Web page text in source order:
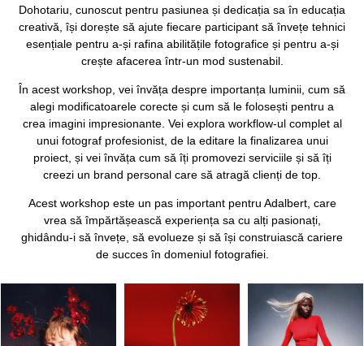
Dohotariu, cunoscut pentru pasiunea și dedicația sa în educația
creativă, își dorește să ajute fiecare participant să învețe tehnici
esențiale pentru a-și rafina abilitățile fotografice și pentru a-și
crește afacerea într-un mod sustenabil.
În acest workshop, vei învăța despre importanța luminii, cum să
alegi modificatoarele corecte și cum să le folosești pentru a
crea imagini impresionante. Vei explora workflow-ul complet al
unui fotograf profesionist, de la editare la finalizarea unui
proiect, și vei învăța cum să îți promovezi serviciile și să îți
creezi un brand personal care să atragă clienți de top.
Acest workshop este un pas important pentru Adalbert, care
vrea să împărtășească experiența sa cu alți pasionați,
ghidându-i să învețe, să evolueze și să își construiască cariere
de succes în domeniul fotografiei.